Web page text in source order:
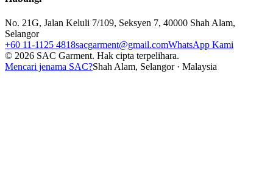
No. 21G, Jalan Keluli 7/109, Seksyen 7, 40000 Shah Alam,
Selangor
+60 11-1125 4818sacgarment@gmail.comWhatsApp Kami
© 2026 SAC Garment. Hak cipta terpelihara.
Mencari jenama SAC?Shah Alam, Selangor · Malaysia